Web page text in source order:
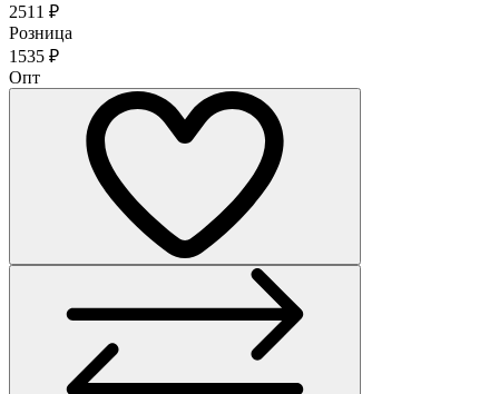
2511 ₽
Розница
1535 ₽
Опт